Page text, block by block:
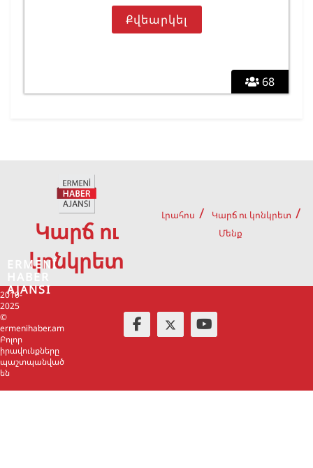
68
Կարճ ու
կոնկրետ
Լրահոս
Կարճ ու կոնկրետ
Մենք
2010-
2025
©
ermenihaber.am
Բոլոր
իրավունքները
պաշտպանված
են
ERMENİ
HABER
AJANSI